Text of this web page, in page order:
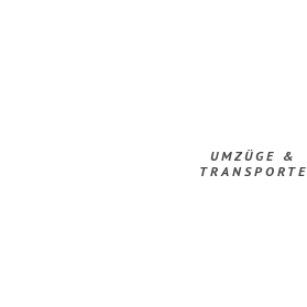
UMZÜGE &
TRANSPORTE